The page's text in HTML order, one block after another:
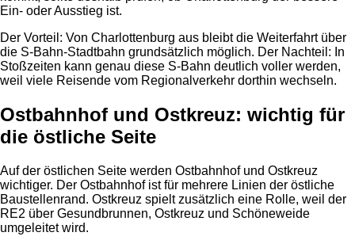
Ein- oder Ausstieg ist.
Der Vorteil: Von Charlottenburg aus bleibt die Weiterfahrt über
die S-Bahn-Stadtbahn grundsätzlich möglich. Der Nachteil: In
Stoßzeiten kann genau diese S-Bahn deutlich voller werden,
weil viele Reisende vom Regionalverkehr dorthin wechseln.
Ostbahnhof und Ostkreuz: wichtig für
die östliche Seite
Auf der östlichen Seite werden Ostbahnhof und Ostkreuz
wichtiger. Der Ostbahnhof ist für mehrere Linien der östliche
Baustellenrand. Ostkreuz spielt zusätzlich eine Rolle, weil der
RE2 über Gesundbrunnen, Ostkreuz und Schöneweide
umgeleitet wird.